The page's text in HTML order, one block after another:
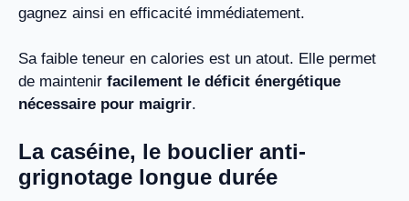
gagnez ainsi en efficacité immédiatement.
Sa faible teneur en calories est un atout. Elle permet
de maintenir facilement le déficit énergétique
nécessaire pour maigrir.
La caséine, le bouclier anti-
grignotage longue durée